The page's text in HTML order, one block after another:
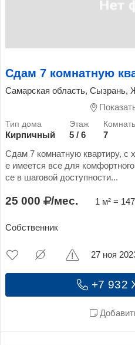
Сдам 7 комнатную
Самарская область, Сызрань,
Кирпичный 5 / 6 7
Сдам 7 комнатную квартиру, с
е имеется все для
се в шаговой доступности...
25 000 /мес. 1 м² =
Собственник
+7 932
27 ноя